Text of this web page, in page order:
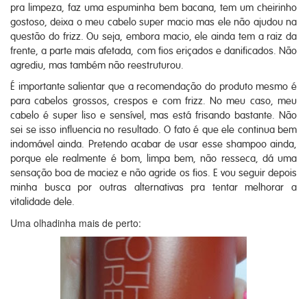
pra limpeza, faz uma espuminha bem bacana, tem um cheirinho
gostoso, deixa o meu cabelo super macio mas ele não ajudou na
questão do frizz. Ou seja, embora macio, ele ainda tem a raiz da
frente, a parte mais afetada, com fios eriçados e danificados. Não
agrediu, mas também não reestruturou.
É importante salientar que a recomendação do produto mesmo é
para cabelos grossos, crespos e com frizz. No meu caso, meu
cabelo é super liso e sensível, mas está frisando bastante. Não
sei se isso influencia no resultado. O fato é que ele continua bem
indomável ainda. Pretendo acabar de usar esse shampoo ainda,
porque ele realmente é bom, limpa bem, não resseca, dá uma
sensação boa de maciez e não agride os fios. E vou seguir depois
minha busca por outras alternativas pra tentar melhorar a
vitalidade dele.
Uma olhadinha mais de perto: